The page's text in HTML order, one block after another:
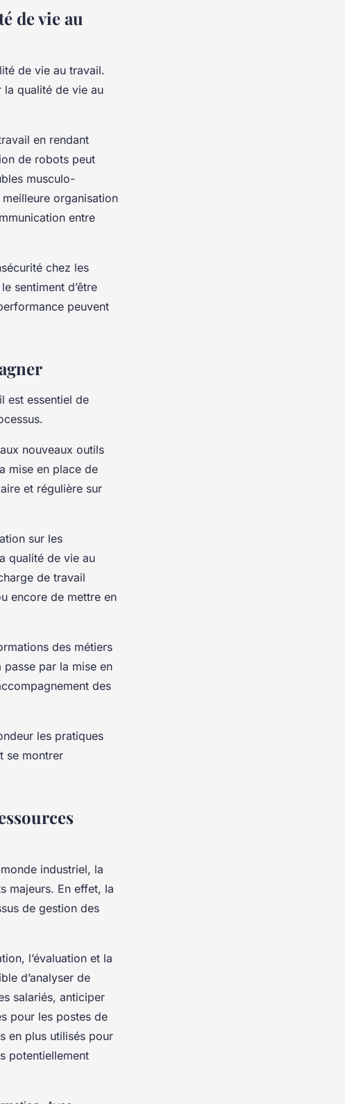
de vie au
de vie au travail.
la qualité de vie au
en rendant
de robots peut
musculo-
organisation
entre
chez les
sentiment d’être
peuvent
est essentiel de
nouveaux outils
mise en place de
et régulière sur
sur les
qualité de vie au
de travail
encore de mettre en
des métiers
par la mise en
des
les pratiques
se montrer
industriel, la
majeurs. En effet, la
de gestion des
l’évaluation et la
d’analyser de
salariés, anticiper
pour les postes de
en plus utilisés pour
potentiellement